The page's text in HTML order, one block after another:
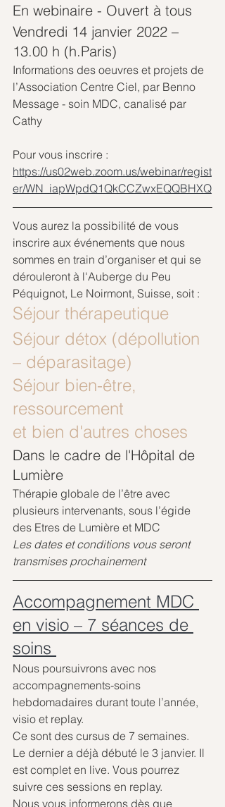
En webinaire - Ouvert à tous
Vendredi 14 janvier 2022 –
13.00 h (h.Paris)
Informations des oeuvres et projets de
l’Association Centre Ciel, par Benno
Message - soin MDC, canalisé par
Cathy
Pour vous inscrire :
https://us02web.zoom.us/webinar/regist
er/WN_iapWpdQ1QkCCZwxEQQBHXQ
Vous aurez la possibilité de vous
inscrire aux événements que nous
sommes en train d’organiser et qui se
dérouleront à l'Auberge du Peu
Péquignot, Le Noirmont, Suisse, soit :
Séjour thérapeutique
Séjour détox (dépollution
– déparasitage)
Séjour bien-être,
ressourcement
et bien d'autres choses
Dans le cadre de l'Hôpital de
Lumière
Thérapie globale de l’être avec
plusieurs intervenants, sous l’égide
des Etres de Lumière et MDC
Les dates et conditions vous seront
transmises prochainement
Accompagnement MDC
en visio – 7 séances de
soins
Nous poursuivrons avec nos
accompagnements-soins
hebdomadaires durant toute l’année,
visio et replay.
Ce sont des cursus de 7 semaines.
Le dernier a déjà débuté le 3 janvier. Il
est complet en live. Vous pourrez
suivre ces sessions en replay.
Nous vous informerons dès que